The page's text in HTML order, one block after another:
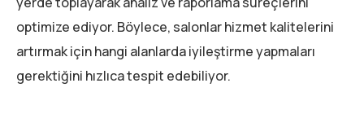
optimize ediyor. Böylece, salonlar hizmet kalitelerini
artırmak için hangi alanlarda iyileştirme yapmaları
gerektiğini hızlıca tespit edebiliyor.